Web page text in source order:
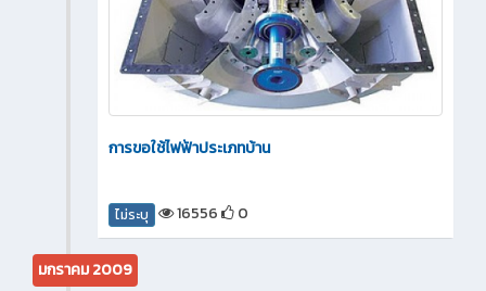
การขอใช้ไฟฟ้าประเภทบ้าน
ไม่ระบุ 16556 0
มกราคม 2009